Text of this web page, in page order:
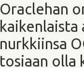
Oraclehan
nurkkiinsa
tosiaan olla